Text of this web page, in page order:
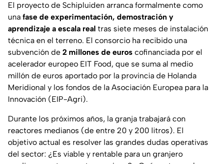
El proyecto de Schipluiden arranca formalmente como
una fase de experimentación, demostración y
aprendizaje a escala real tras siete meses de instalación
técnica en el terreno. El consorcio ha recibido una
subvención de 2 millones de euros cofinanciada por el
acelerador europeo EIT Food, que se suma al medio
millón de euros aportado por la provincia de Holanda
Meridional y los fondos de la Asociación Europea para la
Innovación (EIP-Agri).
Durante los próximos años, la granja trabajará con
reactores medianos (de entre 20 y 200 litros). El
objetivo actual es resolver las grandes dudas operativas
del sector: ¿Es viable y rentable para un granjero